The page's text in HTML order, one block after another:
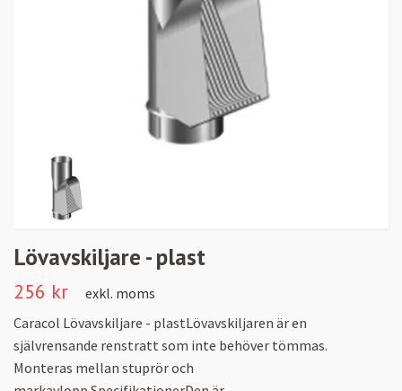
Lövavskiljare - plast
256 kr
exkl. moms
Caracol Lövavskiljare - plastLövavskiljaren är en
självrensande renstratt som inte behöver tömmas.
Monteras mellan stuprör och